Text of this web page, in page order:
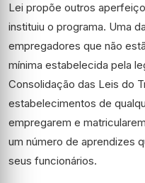
Lei propõe outros
instituiu o programa. Uma
empregadores que não
mínima estabelecida pela
Consolidação das Leis do
estabelecimentos de
empregarem e
um número de aprendizes
seus funcionários.